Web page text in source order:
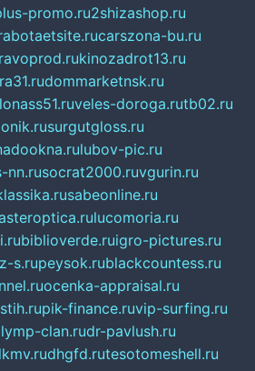
promo.ru2shizashop.ru
carszona-bu.ru
kinozadrot13.ru
dommarketnsk.ru
veles-doroga.rutb02.ru
surgutgloss.ru
lubov-pic.ru
nn.rusocrat2000.ruvgurin.ru
sabeonline.ru
lucomoria.ru
biblioverde.ruigro-pictures.ru
s.rupeysok.rublackcountess.ru
ocenka-appraisal.ru
pik-finance.ruvip-surfing.ru
clan.rudr-pavlush.ru
dhgfd.rutesotomeshell.ru